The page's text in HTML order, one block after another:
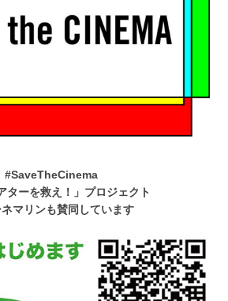
#SaveTheCinema
ターを救え！」プロジェクト
マリンも賛同しています